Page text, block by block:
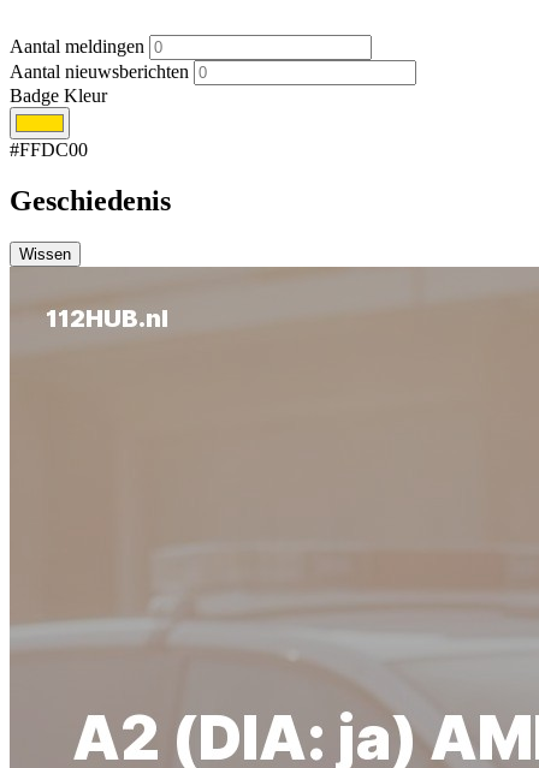
Aantal meldingen
Aantal nieuwsberichten
Badge Kleur
#FFDC00
Geschiedenis
Wissen